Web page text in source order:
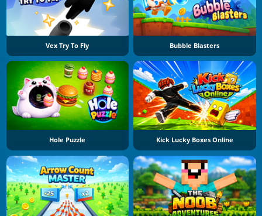
Vex Try To Fly Bubble Blasters
Hole Puzzle Kick Lucky Boxes Online